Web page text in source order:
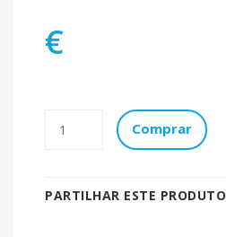
€
Comprar
PARTILHAR ESTE PRODUTO